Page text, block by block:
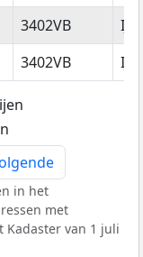
3402VB
3402VB
in het
met
Kadaster van 1 juli